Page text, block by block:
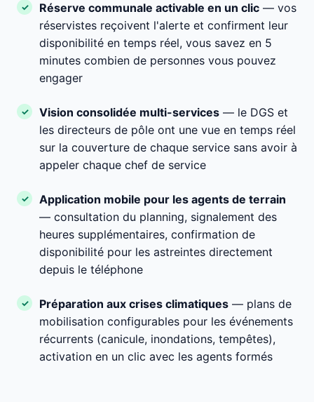
Réserve communale activable en un clic — vos
réservistes reçoivent l'alerte et confirment leur
disponibilité en temps réel, vous savez en 5
minutes combien de personnes vous pouvez
engager
Vision consolidée multi-services — le DGS et
les directeurs de pôle ont une vue en temps réel
sur la couverture de chaque service sans avoir à
appeler chaque chef de service
Application mobile pour les agents de terrain
— consultation du planning, signalement des
heures supplémentaires, confirmation de
disponibilité pour les astreintes directement
depuis le téléphone
Préparation aux crises climatiques — plans de
mobilisation configurables pour les événements
récurrents (canicule, inondations, tempêtes),
activation en un clic avec les agents formés